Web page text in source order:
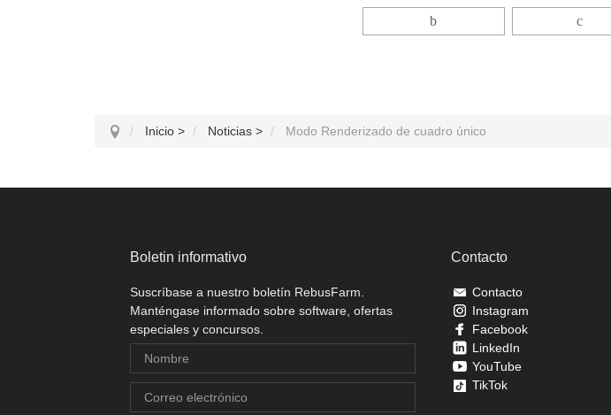
Inicio > Noticias > Modo Renderizado de cuadro único
Boletin informativo
Suscríbase a nuestro boletín RebusFarm.
Manténgase informado sobre software, ofertas
especiales y concursos.
Contacto
Contacto
Instagram
Facebook
LinkedIn
YouTube
TikTok